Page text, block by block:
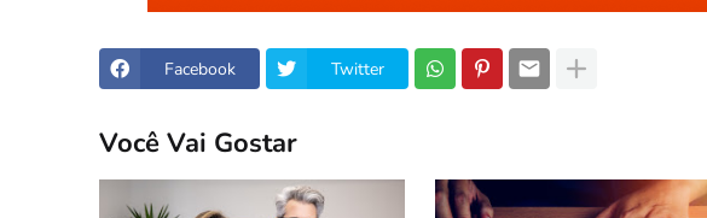
Facebook Twitter
Você Vai Gostar